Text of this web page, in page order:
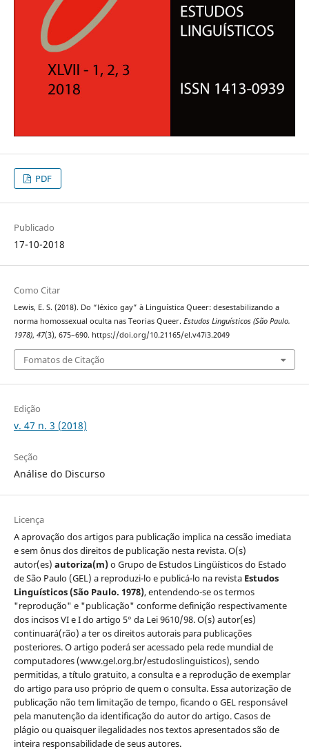
PDF
Publicado
17-10-2018
Como Citar
Lewis, E. S. (2018). Do “léxico gay” à Linguística Queer: desestabilizando a
norma homossexual oculta nas Teorias Queer. Estudos Linguísticos (São Paulo.
1978), 47(3), 675–690. https://doi.org/10.21165/el.v47i3.2049
Fomatos de Citação
Edição
v. 47 n. 3 (2018)
Seção
Análise do Discurso
Licença
A aprovação dos artigos para publicação implica na cessão imediata
e sem ônus dos direitos de publicação nesta revista. O(s)
autor(es) autoriza(m)o Grupo de Estudos Lingüísticos do Estado
de São Paulo (GEL) a reproduzi-lo e publicá-lo na revista Estudos
Linguísticos(São Paulo. 1978), entendendo-se os termos
"reprodução" e "publicação" conforme definição respectivamente
dos incisos VI e I do artigo 5° da Lei 9610/98. O(s) autor(es)
continuará(rão) a ter os direitos autorais para publicações
posteriores. O artigo poderá ser acessado pela rede mundial de
computadores (www.gel.org.br/estudoslinguisticos), sendo
permitidas, a título gratuito, a consulta e a reprodução de exemplar
do artigo para uso próprio de quem o consulta. Essa autorização de
publicação não tem limitação de tempo, ficando o GEL responsável
pela manutenção da identificação do autor do artigo. Casos de
plágio ou quaisquer ilegalidades nos textos apresentados são de
inteira responsabilidade de seus autores.